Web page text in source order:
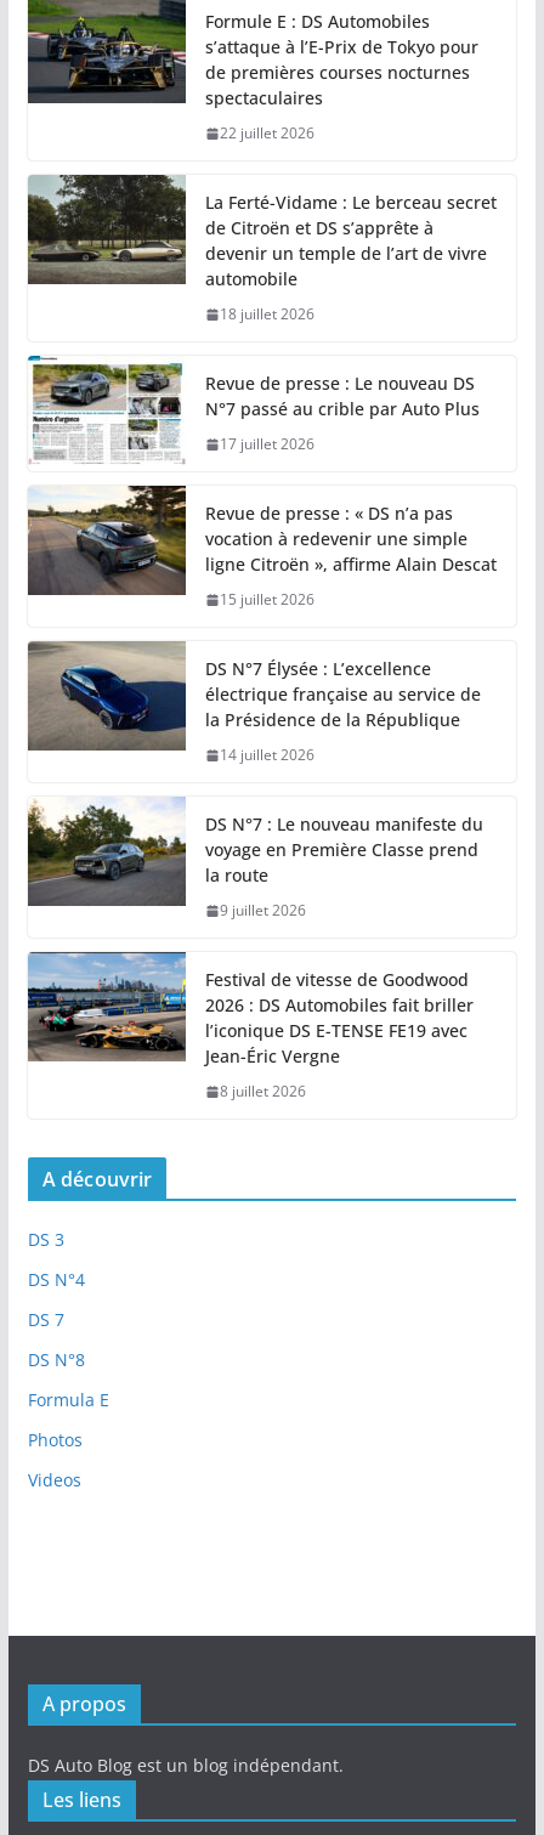
Formule E : DS Automobiles
s’attaque à l’E-Prix de Tokyo pour
de premières courses nocturnes
spectaculaires
22 juillet 2026
La Ferté-Vidame : Le berceau secret
de Citroën et DS s’apprête à
devenir un temple de l’art de vivre
automobile
18 juillet 2026
Revue de presse : Le nouveau DS
N°7 passé au crible par Auto Plus
17 juillet 2026
Revue de presse : « DS n’a pas
vocation à redevenir une simple
ligne Citroën », affirme Alain Descat
15 juillet 2026
DS N°7 Élysée : L’excellence
électrique française au service de
la Présidence de la République
14 juillet 2026
DS N°7 : Le nouveau manifeste du
voyage en Première Classe prend
la route
9 juillet 2026
Festival de vitesse de Goodwood
2026 : DS Automobiles fait briller
l’iconique DS E-TENSE FE19 avec
Jean-Éric Vergne
8 juillet 2026
A découvrir
DS 3
DS N°4
DS 7
DS N°8
Formula E
Photos
Videos
A propos
DS Auto Blog est un blog indépendant.
Les liens